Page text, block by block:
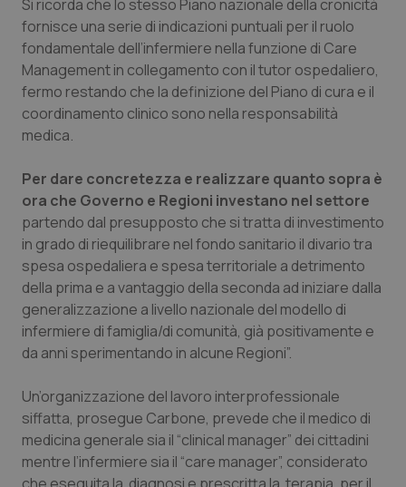
Umbria
Valle D’Aosta
Veneto
Oftalmologia
Oncodermatologia
Oncoematologia
Oncologia & Nutrizione
Psoriasi & pelle
Quotidiano Cardiologia
Quotidiano Chirurgia
Quotidiano Oncologia
Quotidiano Pediatria
Rene & patologie urogenitali
Si ricorda che lo stesso Piano nazionale della cronicità
fornisce una serie di indicazioni puntuali per il ruolo
fondamentale dell’infermiere nella funzione di Care
Management in collegamento con il tutor ospedaliero,
fermo restando che la definizione del Piano di cura e il
coordinamento clinico sono nella responsabilità
medica.
Per dare concretezza e realizzare quanto sopra è
ora che Governo e Regioni investano nel settore
partendo dal presupposto che si tratta di investimento
in grado di riequilibrare nel fondo sanitario il divario tra
spesa ospedaliera e spesa territoriale a detrimento
della prima e a vantaggio della seconda ad iniziare dalla
generalizzazione a livello nazionale del modello di
infermiere di famiglia/di comunità, già positivamente e
da anni sperimentando in alcune Regioni”.
Un’organizzazione del lavoro interprofessionale
siffatta, prosegue Carbone, prevede che il medico di
medicina generale sia il “clinical manager” dei cittadini
mentre l’infermiere sia il “care manager”, considerato